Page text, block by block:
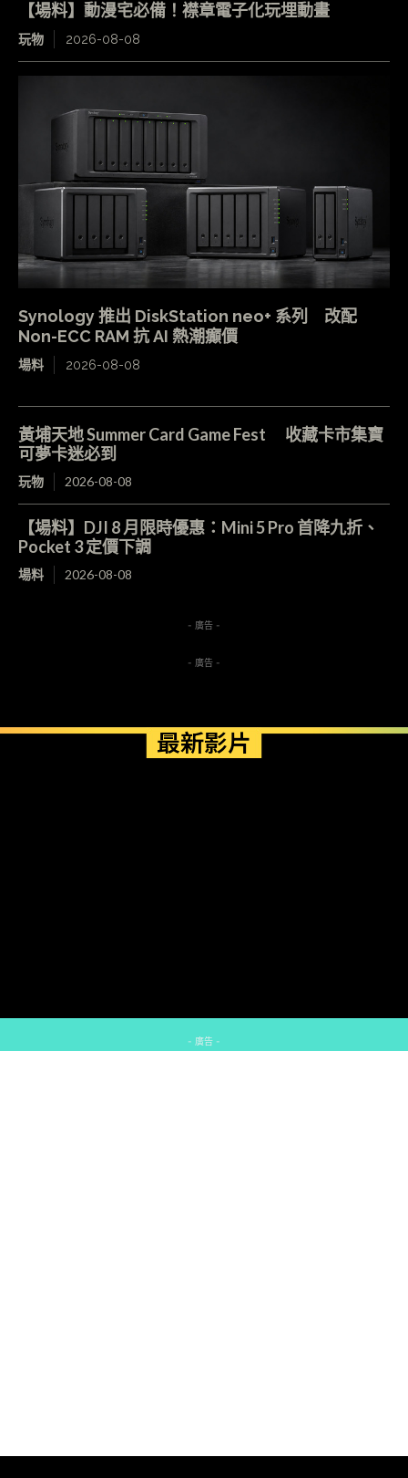
【場料】動漫宅必備！襟章電子化玩埋動畫
玩物 2026-08-08
Synology 推出 DiskStation neo+ 系列 改配
Non-ECC RAM 抗 AI 熱潮癲價
場料 2026-08-08
黃埔天地 Summer Card Game Fest 收藏卡市集寶
可夢卡迷必到
玩物 2026-08-08
【場料】DJI 8 月限時優惠：Mini 5 Pro 首降九折、
Pocket 3 定價下調
場料 2026-08-08
- 廣告 -
- 廣告 -
最新影片
- 廣告 -